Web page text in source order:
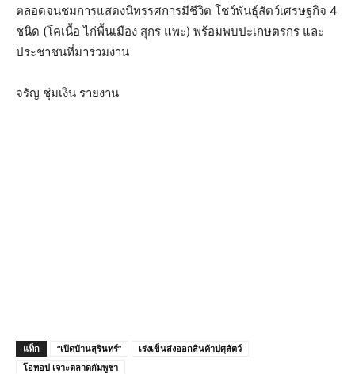
ตลอดจนชมการแสดงนิทรรศการมีชีวิต โชว์พันธุ์สัตว์เศรษฐกิจ 4
ชนิด (โคเนื้อ ไก่พื้นเมือง สุกร แพะ) พร้อมพบปะเกษตรกร และ
ประชาชนที่มาร่วมงาน
จรัญ ชุ่มเงิน รายงาน
แท็ก “เปิดบ้านสุรินทร์”
เร่งเข็นส่งออกสินค้าปศุสัตว์
โอทอป เจาะตลาดกัมพูชา